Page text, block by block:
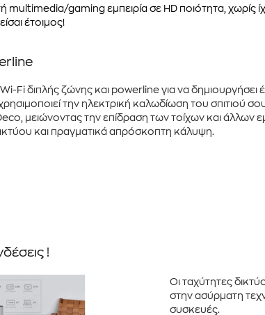
multimedia/gaming εμπειρία σε HD ποιότητα, χωρίς
έτοιμος!
Wi-Fi διπλής ζώνης και powerline για να δημιουργήσει
την ηλεκτρική καλωδίωση του σπιτιού
, μειώνοντας την επίδραση των τοίχων και
και πραγματικά απρόσκοπτη κάλυψη.
!
Οιταχύτητες
στηνασύρματη
συσκευές.